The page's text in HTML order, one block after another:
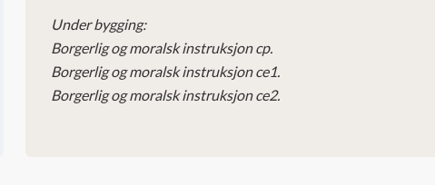
Under bygging:
Borgerlig og moralsk instruksjon cp.
Borgerlig og moralsk instruksjon ce1.
Borgerlig og moralsk instruksjon ce2.